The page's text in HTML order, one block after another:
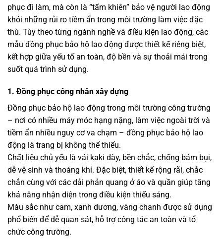
phục đi làm, mà còn là “tấm khiên” bảo vệ người lao động
khỏi những rủi ro tiềm ẩn trong môi trường làm việc đặc
thù. Tùy theo từng ngành nghề và điều kiện lao động, các
mẫu đồng phục bảo hộ lao động được thiết kế riêng biệt,
kết hợp giữa yếu tố an toàn, độ bền và sự thoải mái trong
suốt quá trình sử dụng.
1. Đồng phục công nhân xây dựng
Đồng phục bảo hộ lao động trong môi trường công trường
– nơi có nhiều máy móc hạng nặng, làm việc ngoài trời và
tiềm ẩn nhiều nguy cơ va chạm – đồng phục bảo hộ lao
động là trang bị không thể thiếu.
Chất liệu chủ yếu là vải kaki dày, bền chắc, chống bám bụi,
dễ vệ sinh và thoáng khí. Đặc biệt, thiết kế rộng rãi, chắc
chắn cùng với các dải phản quang ở áo và quần giúp tăng
khả năng nhận diện trong điều kiện thiếu sáng.
Màu sắc như cam, xanh dương, vàng chanh được sử dụng
phổ biến để dễ quan sát, hỗ trợ công tác an toàn và tổ
chức công trường.